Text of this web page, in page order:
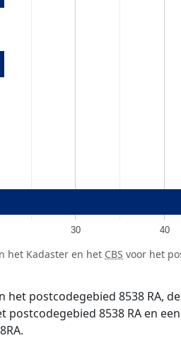
30 40
het Kadaster en het CBS voor het
het postcodegebied 8538 RA,
postcodegebied 8538 RA en